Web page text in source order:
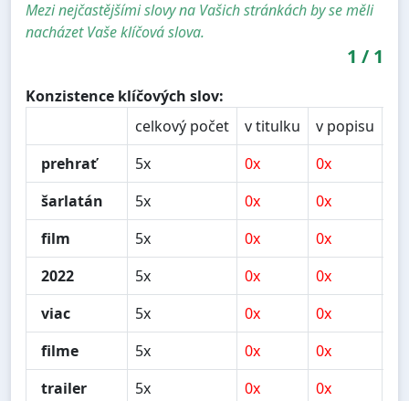
Mezi nejčastějšími slovy na Vašich stránkách by se měli
nacházet Vaše klíčová slova.
1 / 1
Konzistence klíčových slov:
celkový počet
v titulku v popisu
prehrať
5x 0x 0x
šarlatán
5x 0x 0x
film
5x 0x 0x
2022
5x 0x 0x
viac
5x 0x 0x
filme
5x 0x 0x
trailer
5x 0x 0x